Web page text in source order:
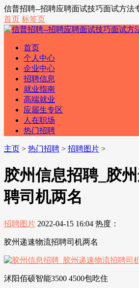
信普招聘--招聘应聘面试技巧面试方法
首页 标签页
首页
个人中心
企业中心
招聘信息
就业指南
高端就业
应届生专区
人在职场
热门招聘
主页 > 热门招聘 > 招聘图片 >
胶州信息招聘_胶
聘司机两名
招聘图片 2022-04-15 16:04 热度：
胶州递速物流招聘司机两名
沭阳佰硕智能3500 4500包吃住